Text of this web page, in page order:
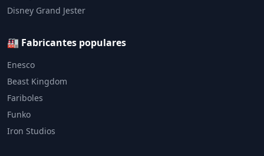
Disney Grand Jester
🏭 Fabricantes populares
Enesco
Beast Kingdom
Fariboles
Funko
Iron Studios